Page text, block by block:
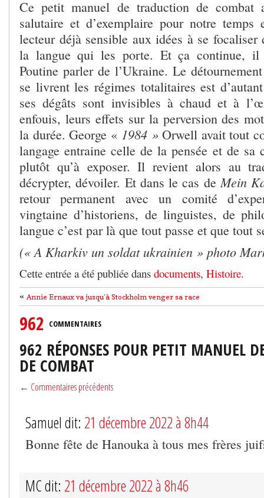
Ce petit manuel de traduction de combat
salutaire et d’exemplaire pour notre
lecteur déjà sensible aux idées à se focaliser
la langue qui les porte. Et ça continue, il
Poutine parler de l’Ukraine. Le
se livrent les régimes totalitaires est
ses dégâts sont invisibles à chaud et à
enfouis, leurs effets sur la perversion des
la durée. George « 1984 »Orwell avait tout
langage entraine celle de la pensée et de sa
plutôt qu’à exposer. Il revient alors au
décrypter, dévoiler. Et dans le cas deMein
retour permanent avec un comité
vingtaine d’historiens, de linguistes, de
langue c’est par là que tout passe et que tout
(« A Kharkiv un soldat ukrainien » photo
Cette entrée a été publiée dans documents, Histoire.
« Annie Ernaux va jusqu’à Stockholm venger sa race
962 COMMENTAIRES
962 RÉPONSES POUR PETIT MANUEL
DE COMBAT
← Commentaires précédents
Samuel dit: 21 décembre 2022 à 8h44
Bonne fête de Hanouka à tous mes frères
MC dit: 21 décembre 2022 à 8h46